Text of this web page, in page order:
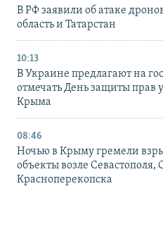
В РФ заявили об атаке
область и Татарстан
10:13
В Украине предлагают на
отмечать День защиты
Крыма
08:46
Ночью в Крыму гремели
объекты возле
Красноперекопска